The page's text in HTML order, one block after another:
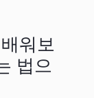
워보
법으